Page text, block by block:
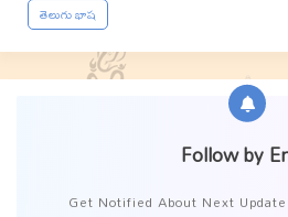
తెలుగు భాష
Follow by
Get Notified About Next